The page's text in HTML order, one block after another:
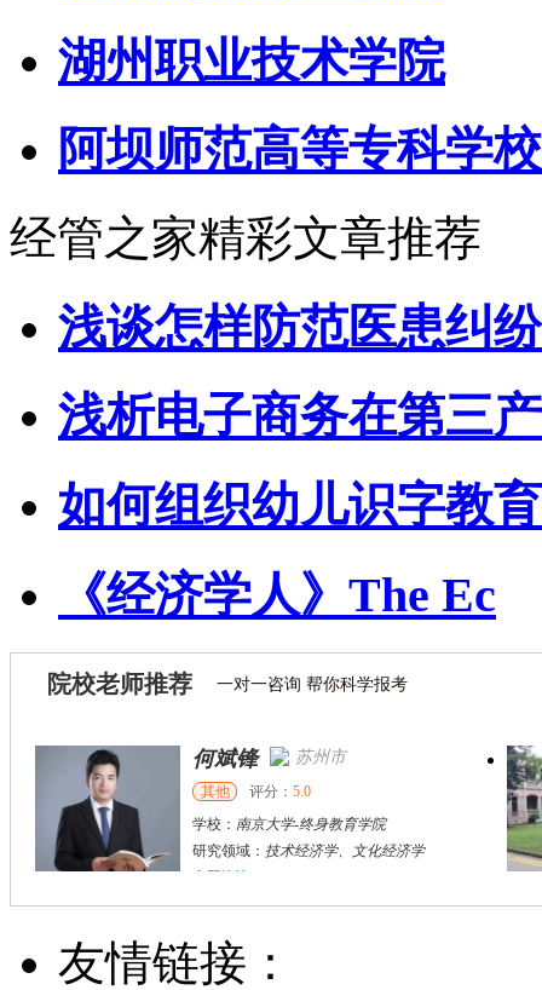
湖州职业技术学院
阿坝师范高等专科学校
经管之家精彩文章推荐
浅谈怎样防范医患纠
浅析电子商务在第三
如何组织幼儿识字教
《经济学人》The Ec
院校老师推荐 一对一咨询 帮你科学报考
何斌锋 苏州市
其他 评分： 5.0
学校： 南京大学-终身教育学院
研究领域： 技术经济学、文化经济学
立即咨询
黄和平 南昌市
博导
学校：江西财经大学
友情链接：